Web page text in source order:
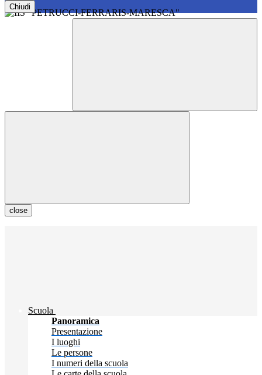
Chiudi
close
Scuola
Panoramica
Presentazione
I luoghi
Le persone
I numeri della scuola